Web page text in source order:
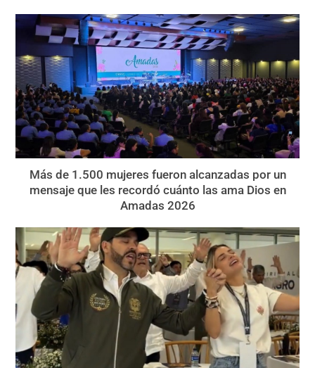
Más de 1.500 mujeres fueron alcanzadas por un
mensaje que les recordó cuánto las ama Dios en
Amadas 2026